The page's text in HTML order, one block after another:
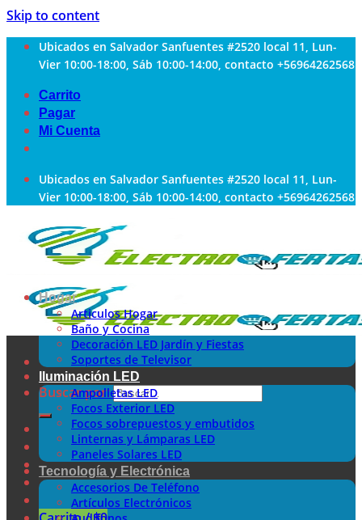
Skip to content
Ubicados en Salvador Sanfuentes #2520 local 11, Lun-
Vier 10:00-18:00, Sáb 10:00-14:00, contacto +56964262568
Carrito
Pagar
Mi Cuenta
Ubicados en Salvador Sanfuentes #2520 local 11, Lun-
Vier 10:00-18:00, Sáb 10:00-14:00, contacto +56964262568
Buscar por:
Hogar
Articulos Hogar
Baño y Cocina
Decoración LED Jardín y Fiestas
Soportes de Televisor
Iluminación LED
Ampolletas LED
Focos Exterior LED
Focos sobrepuestos y embutidos
Linternas y Lámparas LED
Paneles Solares LED
Tecnología y Electrónica
Accesorios De Teléfono
Artículos Electrónicos